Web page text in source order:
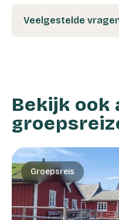
Veelgestelde
Bekijk ook
Groepsreis